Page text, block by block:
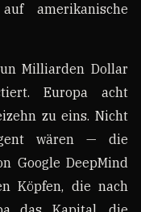
amerikanische
Milliarden Dollar
Europa acht
zu eins. Nicht
wären — die
Google DeepMind
Köpfen, die nach